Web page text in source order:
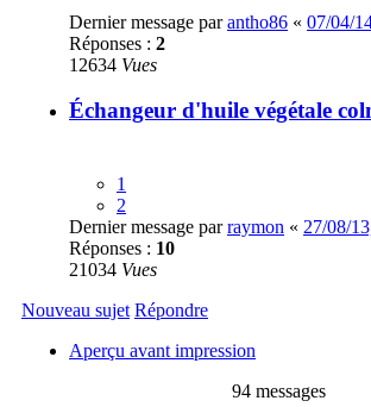
Dernier message parantho86 « 07/04/
Réponses : 2
12634 Vues
Échangeur d'huile végétale
1
2
Dernier message parraymon « 27/08/
Réponses : 10
21034 Vues
Nouveau sujet Répondre
Aperçu avant impression
94 messages